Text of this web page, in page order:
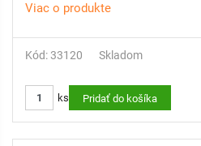
Viac o produkte
Kód: 33120 Skladom
ks Pridať do košíka